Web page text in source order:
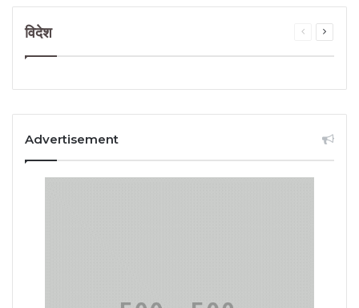
विदेश
Previous
Next
Advertisement